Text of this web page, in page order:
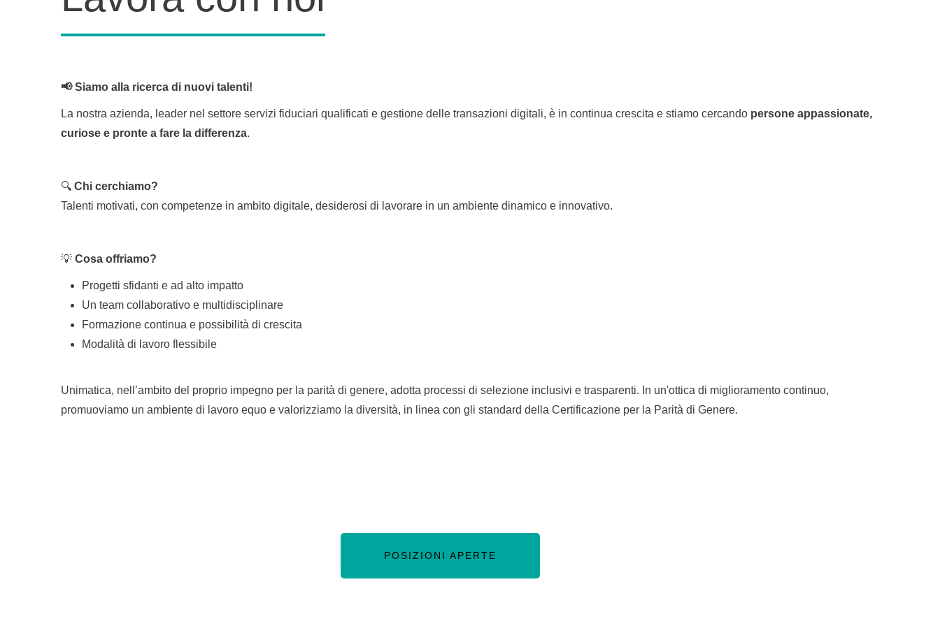
📢 Siamo alla ricerca di nuovi talenti!
La nostra azienda, leader nel settore servizi fiduciari qualificati e gestione delle transazioni digitali, è in continua crescita e stiamo cercando persone appassionate,
curiose e pronte a fare la differenza.
🔍 Chi cerchiamo?
Talenti motivati, con competenze in ambito digitale, desiderosi di lavorare in un ambiente dinamico e innovativo.
💡 Cosa offriamo?
Progetti sfidanti e ad alto impatto
Un team collaborativo e multidisciplinare
Formazione continua e possibilità di crescita
Modalità di lavoro flessibile
Unimatica, nell’ambito del proprio impegno per la parità di genere, adotta processi di selezione inclusivi e trasparenti. In un'ottica di miglioramento continuo,
promuoviamo un ambiente di lavoro equo e valorizziamo la diversità, in linea con gli standard della Certificazione per la Parità di Genere.
POSIZIONI APERTE